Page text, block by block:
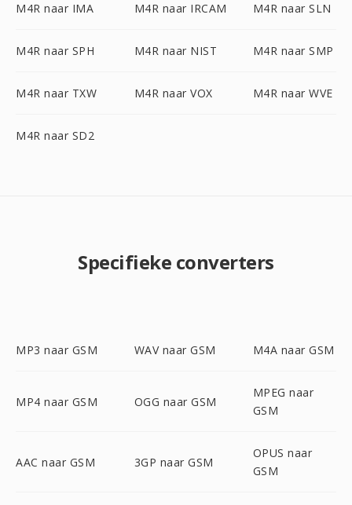
M4R naar IMA M4R naar IRCAM M4R naar SLN
M4R naar SPH M4R naar NIST M4R naar SMP
M4R naar TXW M4R naar VOX M4R naar WVE
M4R naar SD2
Specifieke converters
MP3 naar GSM WAV naar GSM M4A naar GSM
MP4 naar GSM OGG naar GSM
MPEG naar
GSM
AAC naar GSM 3GP naar GSM
OPUS naar
GSM